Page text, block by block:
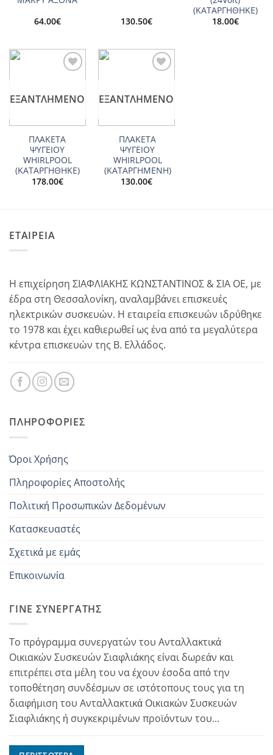
64.00€ 130.50€
(ΚΑΤΑΡΓΗΘΗΚΕ)
18.00€
ΕΞΑΝΤΛΗΜΈΝΟ
ΠΛΑΚΕΤΑ
ΨΥΓΕΙΟΥ
WHIRLPOOL
(ΚΑΤΑΡΓΗΘΗΚΕ)
178.00€
ΕΞΑΝΤΛΗΜΈΝΟ
ΠΛΑΚΕΤΑ
ΨΥΓΕΙΟΥ
WHIRLPOOL
(ΚΑΤΑΡΓΗΜΕΝΗ)
130.00€
ΕΤΑΙΡΕΙΑ
Η επιχείρηση ΣΙΑΦΛΙΑΚΗΣ ΚΩΝΣΤΑΝΤΙΝΟΣ & ΣΙΑ ΟΕ, με
έδρα στη Θεσσαλονίκη, αναλαμβάνει επισκευές
ηλεκτρικών συσκευών. Η εταιρεία επισκευών ιδρύθηκε
το 1978 και έχει καθιερωθεί ως ένα από τα μεγαλύτερα
κέντρα επισκευών της Β. Ελλάδος.
ΠΛΗΡΟΦΟΡΊΕΣ
Όροι Χρήσης
Πληροφορίες Αποστολής
Πολιτική Προσωπικών Δεδομένων
Κατασκευαστές
Σχετικά με εμάς
Επικοινωνία
ΓΊΝΕ ΣΥΝΕΡΓΆΤΗΣ
Το πρόγραμμα συνεργατών του Ανταλλακτικά
Οικιακών Συσκευών Σιαφλιάκης είναι δωρεάν και
επιτρέπει στα μέλη του να έχουν έσοδα από την
τοποθέτηση συνδέσμων σε ιστότοπους τους για τη
διαφήμιση του Ανταλλακτικά Οικιακών Συσκευών
Σιαφλιάκης ή συγκεκριμένων προϊόντων του...